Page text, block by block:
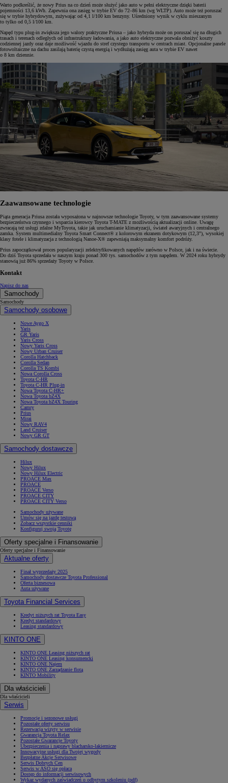
Warto podkreślić, że nowy Prius na co dzień może służyć jako auto w pełni elektryczne dzięki baterii
pojemności 13,6 kWh. Zapewnia ona zasięg w trybie EV do 72–86 km (wg WLTP). Auto może też poruszać
się w trybie hybrydowym, zużywając od 4,1 l/100 km benzyny. Uśredniony wynik w cyklu mieszanym
to tylko od 0,5 l/100 km.
Napęd typu plug-in zwiększa jego walory praktyczne Priusa – jako hybryda może on poruszać się na długich
trasach i terenach odległych od infrastruktury ładowania, a jako auto elektryczne pozwala obniżyć koszty
codziennej jazdy oraz daje możliwość wjazdu do stref czystego transportu w centrach miast. Opcjonalne panele
fotowoltaiczne na dachu zasilają baterię czystą energią i wydłużają zasięg auta w trybie EV nawet
o 8 km dziennie.
Zaawansowane technologie
Piąta generacja Priusa została wyposażona w najnowsze technologie Toyoty, w tym zaawansowane systemy
bezpieczeństwa czynnego i wsparcia kierowcy Toyota T-MATE z możliwością aktualizacji online. Uwagę
zwracają też usługi zdalne MyToyota, takie jak uruchamianie klimatyzacji, świateł awaryjnych i centralnego
zamka. System multimedialny Toyota Smart Connect® z kolorowym ekranem dotykowym (12,3"), wysokiej
klasy fotele i klimatyzacja z technologią Nanoe-X® zapewniają maksymalny komfort podróży.
Prius zapoczątkował proces popularyzacji zelektryfikowanych napędów zarówno w Polsce, jak i na świecie.
Do dziś Toyota sprzedała w naszym kraju ponad 300 tys. samochodów z tym napędem. W 2024 roku hybrydy
stanowią już 86% sprzedaży Toyoty w Polsce.
Kontakt
Napisz do nas
Samochody
Samochody
Samochody osobowe
Nowe Aygo X
Yaris
GR Yaris
Yaris Cross
Nowy Yaris Cross
Nowy Urban Cruiser
Corolla Hatchback
Corolla Sedan
Corolla TS Kombi
Nowa Corolla Cross
Toyota C-HR
Toyota C-HR Plug-in
Nowa Toyota C-HR+
Nowa Toyota bZ4X
Nowa Toyota bZ4X Touring
Camry
Prius
Mirai
Nowy RAV4
Land Cruiser
Nowy GR GT
Samochody dostawcze
Hilux
Nowy Hilux
Nowy Hilux Electric
PROACE Max
PROACE
PROACE Verso
PROACE CITY
PROACE CITY Verso
Samochody używane
Umów się na jazdę testową
Zobacz wszystkie cenniki
Konfiguruj swoją Toyotę
Oferty specjalne i Finansowanie
Oferty specjalne i Finansowanie
Aktualne oferty
Finał wyprzedaży 2025
Samochody dostawcze Toyota Professional
Oferta biznesowa
Auta używane
Toyota Financial Services
Kredyt niższych rat Toyota Easy
Kredyt standardowy
Leasing standardowy
KINTO ONE
KINTO ONE Leasing niższych rat
KINTO ONE Leasing konsumencki
KINTO ONE Najem
KINTO ONE Zarządzanie flotą
KINTO Mobility
Dla właścicieli
Dla właścicieli
Serwis
Promocje i sezonowe usługi
Pozostałe oferty serwisu
Rezerwacja wizyty w serwisie
Gwarancja Toyota Relax
Pozostałe Gwarancje Toyoty
Ubezpieczenia i naprawy blacharsko-lakiernicze
Innowacyjne usługi dla Twojej wygody
Bezpłatne Akcje Serwisowe
Serwis Dobrych Cen
Serwis w ASO się opłaca
Dostęp do informacji serwisowych
Wykaz wydanych zaświadczeń o odbytym szkoleniu (pdf)